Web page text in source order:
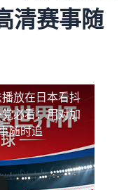
清赛事随
放在日本看抖
必看：用对加
随时追